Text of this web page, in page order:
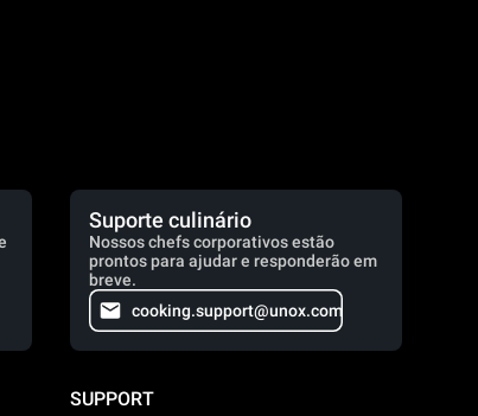
Suporte culinário
Nossos chefs corporativos estão
prontos para ajudar e responderão em
breve.
cooking.support@unox.com
SUPPORT